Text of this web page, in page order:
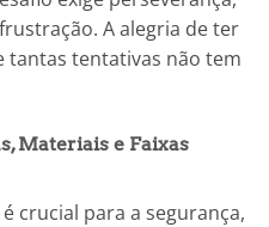
A alegria de ter
tantas tentativas não tem
Materiais e Faixas
crucial para a segurança,